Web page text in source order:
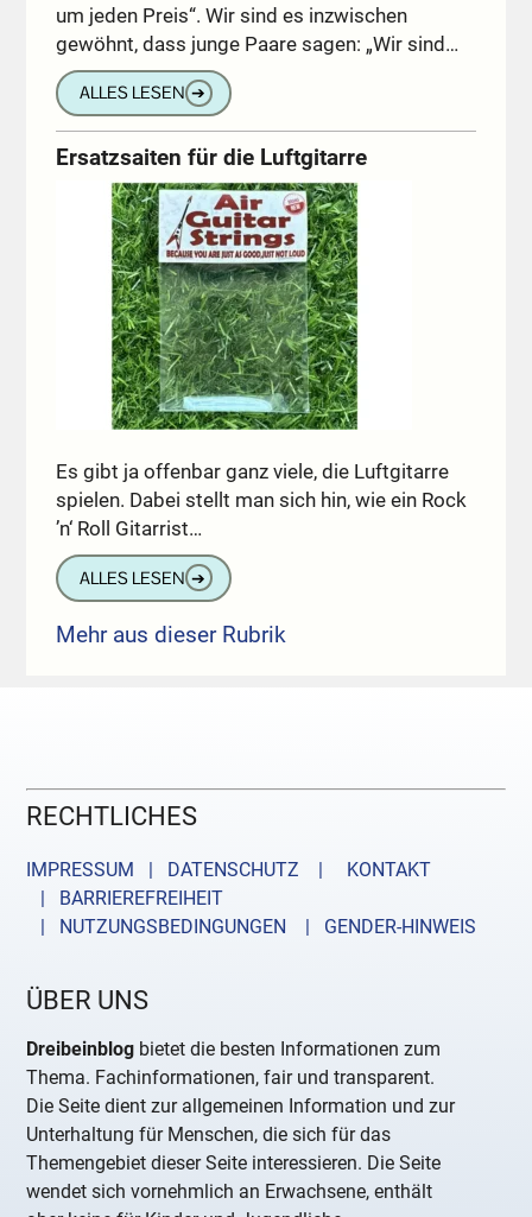
um jeden Preis“. Wir sind es inzwischen
gewöhnt, dass junge Paare sagen: „Wir sind…
ALLES LESEN ➔
Ersatzsaiten für die Luftgitarre
Es gibt ja offenbar ganz viele, die Luftgitarre
spielen. Dabei stellt man sich hin, wie ein Rock
’n‘ Roll Gitarrist…
ALLES LESEN ➔
Mehr aus dieser Rubrik
RECHTLICHES
IMPRESSUM | DATENSCHUTZ |
KONTAKT
| BARRIEREFREIHEIT
| NUTZUNGSBEDINGUNGEN
| GENDER-HINWEIS
ÜBER UNS
Dreibeinblog bietet die besten Informationen zum
Thema. Fachinformationen, fair und transparent.
Die Seite dient zur allgemeinen Information und zur
Unterhaltung für Menschen, die sich für das
Themengebiet dieser Seite interessieren. Die Seite
wendet sich vornehmlich an Erwachsene, enthält